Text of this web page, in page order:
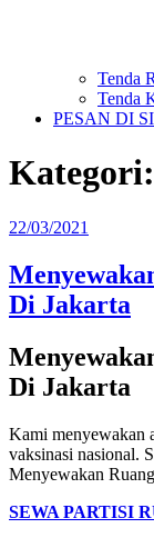
Tenda
Tenda
PESAN DI
Kategori:
Diposkan
22/03/2021
Di Jakarta
Di Jakarta
Kami menyewakan
vaksinasi nasional.
Menyewakan
SEWA PARTISI